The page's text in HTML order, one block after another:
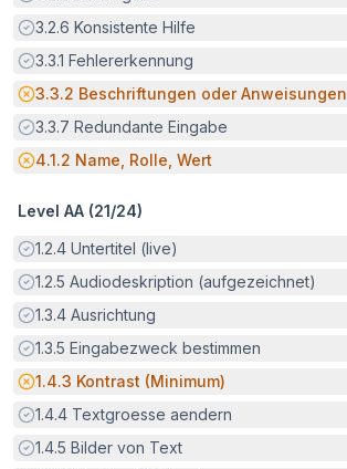
Erfüllt:
3.2.6 Konsistente Hilfe
Erfüllt:
3.3.1 Fehlererkennung
Potenzielle Barriere:
3.3.2 Beschriftungen oder Anweisungen
Erfüllt:
3.3.7 Redundante Eingabe
Potenzielle Barriere:
4.1.2 Name, Rolle, Wert
Level AA (21/24)
Erfüllt:
1.2.4 Untertitel (live)
Erfüllt:
1.2.5 Audiodeskription (aufgezeichnet)
Erfüllt:
1.3.4 Ausrichtung
Erfüllt:
1.3.5 Eingabezweck bestimmen
Potenzielle Barriere:
1.4.3 Kontrast (Minimum)
Erfüllt:
1.4.4 Textgroesse aendern
Erfüllt:
1.4.5 Bilder von Text